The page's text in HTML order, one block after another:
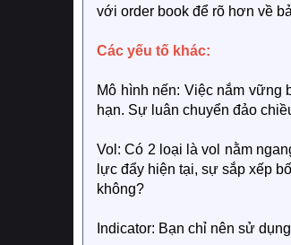
với order book để rõ hơn về
Các yếu tố khác:
Mô hình nến: Việc nắm vững
hạn. Sự luân chuyển đảo
Vol: Có 2 loại là vol nằm
lực đẩy hiện tại, sự sắp xếp
không?
Indicator: Bạn chỉ nên sử